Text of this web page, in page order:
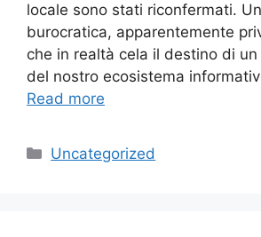
locale sono stati riconfermati.
burocratica, apparentemente
che in realtà cela il destino di
del nostro ecosistema
Read more
Categories
Uncategorized